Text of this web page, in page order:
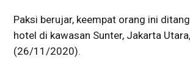
Paksi berujar, keempat orang ini
hotel di kawasan Sunter, Jakarta
(26/11/2020).